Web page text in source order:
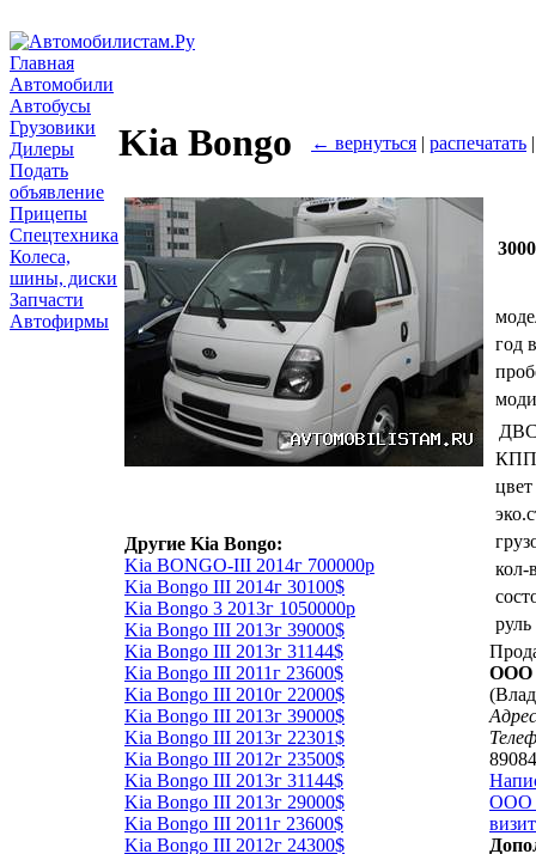
Главная
Автомобили
Автобусы
Грузовики
Дилеры
Подать
объявление
Прицепы
Спецтехника
Колеса,
шины, диски
Запчасти
Автофирмы
Kia Bongo ← вернуться | распечатать
Другие Kia Bongo:
Kia BONGO-III 2014г 700000р
Kia Bongo III 2014г 30100$
Kia Bongo 3 2013г 1050000р
Kia Bongo III 2013г 39000$
Kia Bongo III 2013г 31144$
Kia Bongo III 2011г 23600$
Kia Bongo III 2010г 22000$
Kia Bongo III 2013г 39000$
Kia Bongo III 2013г 22301$
Kia Bongo III 2012г 23500$
Kia Bongo III 2013г 31144$
Kia Bongo III 2013г 29000$
Kia Bongo III 2011г 23600$
Kia Bongo III 2012г 24300$
год
КПП
цвет
кол-
руль
ООО
ООО